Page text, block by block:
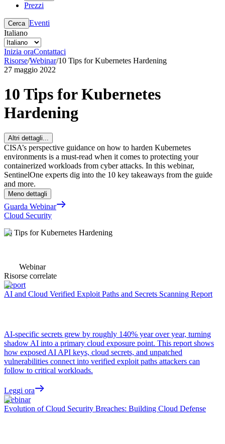
Prezzi
Cerca Eventi
Italiano
Inizia oraContattaci
Risorse/Webinar/10 Tips for Kubernetes Hardening
27 maggio 2022
10 Tips for Kubernetes
Hardening
Altri dettagli...
CISA’s perspective guidance on how to harden Kubernetes
environments is a must-read when it comes to protecting your
containerized workloads from cyber attacks. In this webinar,
SentinelOne experts dig into the 10 key takeaways from the guide
and more.
Meno dettagli
Guarda Webinar
Cloud Security
10 Tips for Kubernetes Hardening
Webinar
Risorse correlate
Report
AI and Cloud Verified Exploit Paths and Secrets Scanning Report
AI-specific secrets grew by roughly 140% year over year, turning
shadow AI into a primary cloud exposure point. This report shows
how exposed AI API keys, cloud secrets, and unpatched
vulnerabilities connect into verified exploit paths attackers can
follow to critical workloads.
Leggi ora
Webinar
Evolution of Cloud Security Breaches: Building Cloud Defense